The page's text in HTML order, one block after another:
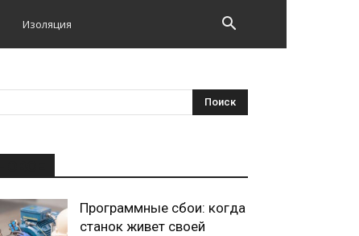
Изоляция
Программные сбои: когда
станок живет своей